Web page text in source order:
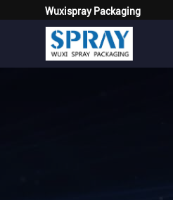
Wuxispray Packaging